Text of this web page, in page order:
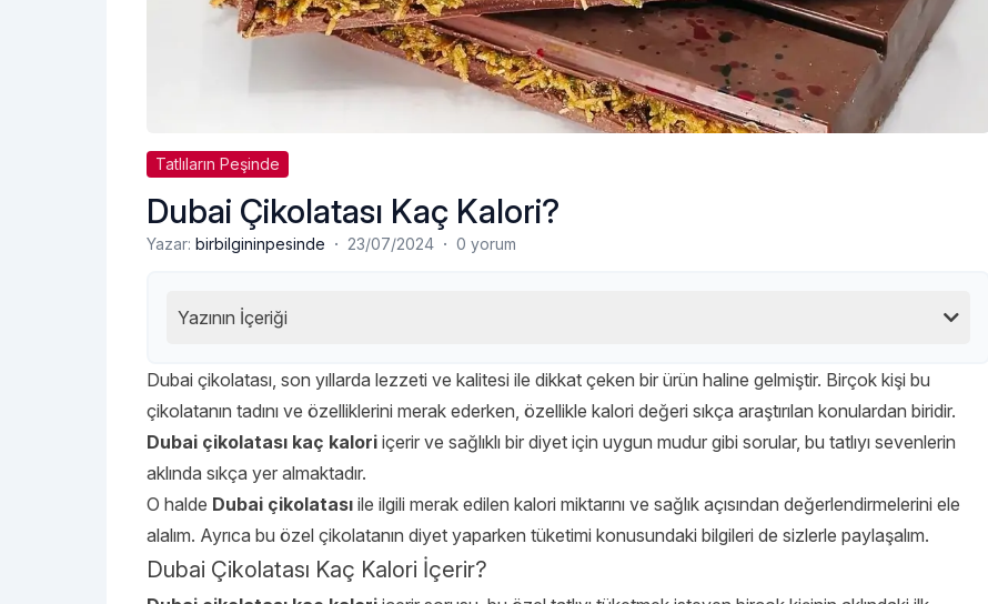
Tatlıların Peşinde
Dubai Çikolatası Kaç Kalori?
Yazar: birbilgininpesinde · 23/07/2024 · 0 yorum
Yazının İçeriği
Dubai çikolatası, son yıllarda lezzeti ve kalitesi ile dikkat çeken bir ürün haline gelmiştir. Birçok kişi bu
çikolatanın tadını ve özelliklerini merak ederken, özellikle kalori değeri sıkça araştırılan konulardan biridir.
Dubai çikolatası kaç kalori içerir ve sağlıklı bir diyet için uygun mudur gibi sorular, bu tatlıyı sevenlerin
aklında sıkça yer almaktadır.
O halde Dubai çikolatası ile ilgili merak edilen kalori miktarını ve sağlık açısından değerlendirmelerini ele
alalım. Ayrıca bu özel çikolatanın diyet yaparken tüketimi konusundaki bilgileri de sizlerle paylaşalım.
Dubai Çikolatası Kaç Kalori İçerir?